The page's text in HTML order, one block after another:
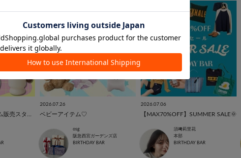
2026.07.26
ベビーアイテム♡
osg
阪急西宮ガーデンズ店
BIRTHDAY BAR
2026.07.06
【MAX70%OFF】SUMMER SALE🌞
須﨑莉里花
本部
BIRTHDAY BAR